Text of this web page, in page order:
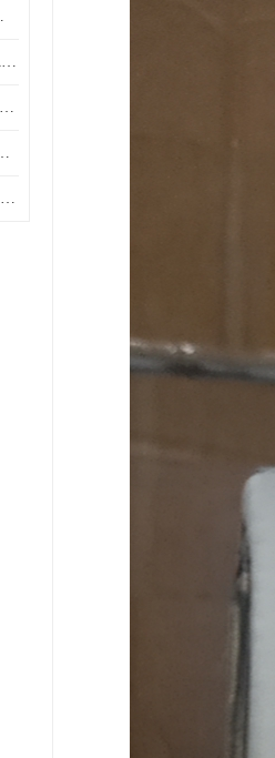
系列
日本HD机夹机械手谐波SHA32A120CG-B12B
日本HD电刷谐波传动FHA-25C-50-E250-C
默纳科CSF-45-100-2UH
五轴机床功能与应用FHA-32C-50-US250